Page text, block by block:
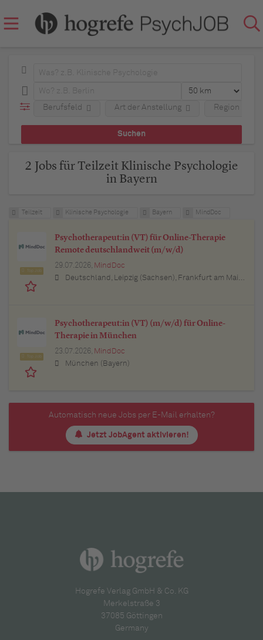
Berufsfeld Art der Anstellung Region
2 Jobs für Teilzeit Klinische Psychologie
in Bayern
Teilzeit Klinische Psychologie Bayern MindDoc
Psychotherapeut:in (VT) für Online-Therapie
Remote deutschlandweit (m/w/d)
29.07.2026, MindDoc
Deutschland, Leipzig (Sachsen), Frankfurt am Main (Hessen), Stuttgart (Baden-Württemberg), München (Bayern), Berlin, Hamburg, Nürnberg (Bayern), Thüringen, Essen (Nordrhein-Westfalen), Köln (Nordrhein-Westfalen), Bremen, Lübeck (Schleswig-Holstein), Bonn (Nordrhein-Westfalen), Trier (Rheinland-Pfalz), Dresden (Sachsen), Erfurt (Thüringen), Dortmund (Nordrhein-Westfalen), Bayern, Düsseldorf (Nordrhein-Westfalen), Kiel (Schleswig-Holstein), Münster (Nordrhein-Westfalen), Sachsen, Sachsen-Anhalt, Baden-Württemberg, Brandenburg, Bremen, Hamburg, Hessen, Mecklenburg-Vorpommern, Niedersachsen, Nordrhein-Westfalen, Rheinland-Pfalz, Saarland, Schleswig-Holstein
Psychotherapeut:in (VT) (m/w/d) für Online-
Therapie in München
23.07.2026, MindDoc
München (Bayern)
Automatisch neue Jobs per E-Mail erhalten?
Jetzt JobAgent aktivieren!
Hogrefe Verlag GmbH & Co. KG
Merkelstraße 3
37085 Göttingen
Germany